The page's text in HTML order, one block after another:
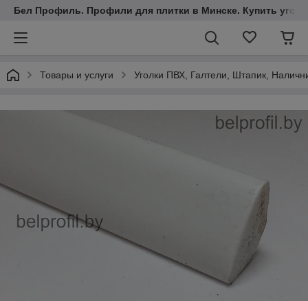
Бел Профиль. Профили для плитки в Минске. Купить
Товары и услуги Уголки ПВХ, Галтели, Штапик,